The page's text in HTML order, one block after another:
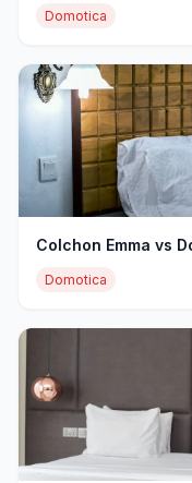
Domotica
Colchon Emma vs
Domotica